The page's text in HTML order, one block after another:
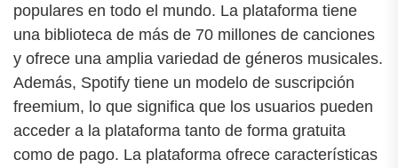
populares en todo el mundo. La plataforma tiene
una biblioteca de más de 70 millones de canciones
y ofrece una amplia variedad de géneros musicales.
Además, Spotify tiene un modelo de suscripción
freemium, lo que significa que los usuarios pueden
acceder a la plataforma tanto de forma gratuita
como de pago. La plataforma ofrece características